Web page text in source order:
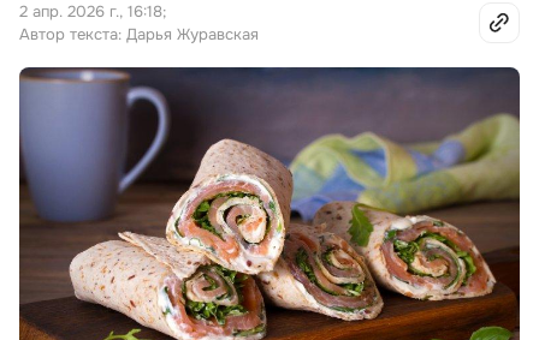
2 апр. 2026 г., 16:18;
Автор текста: Дарья Журавская